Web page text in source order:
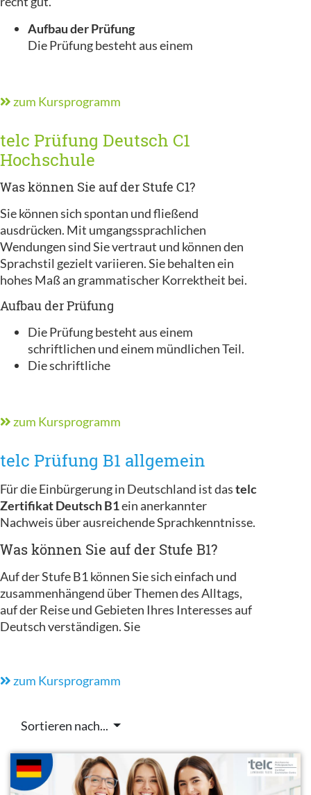
Aufbau der Prüfung
Die Prüfung besteht aus einem
zum Kursprogramm
telc Prüfung Deutsch C1
Hochschule
Was können Sie auf der Stufe C1?
Sie können sich spontan und fließend
ausdrücken. Mit umgangssprachlichen
Wendungen sind Sie vertraut und können den
Sprachstil gezielt variieren. Sie behalten ein
hohes Maß an grammatischer Korrektheit bei.
Aufbau der Prüfung
Die Prüfung besteht aus einem
schriftlichen und einem mündlichen Teil.
Die schriftliche
zum Kursprogramm
telc Prüfung B1 allgemein
Für die Einbürgerung in Deutschland ist dastelc
Zertifikat Deutsch B1ein anerkannter
Nachweis über ausreichende Sprachkenntnisse.
Was können Sie auf der Stufe B1?
Auf der Stufe B1 können Sie sich einfach und
zusammenhängend über Themen des Alltags,
auf der Reise und Gebieten Ihres Interesses auf
Deutsch verständigen. Sie
zum Kursprogramm
Sortieren nach...